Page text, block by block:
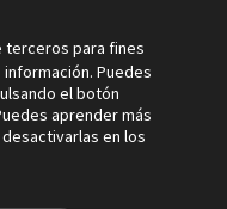
terceros para fines
información. Puedes
el botón
aprender más
en los